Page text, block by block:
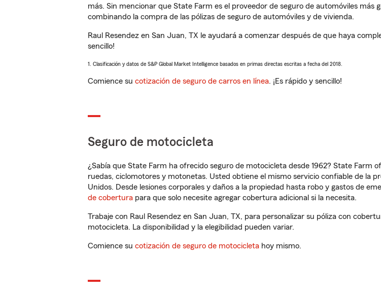
más. Sin mencionar que State Farm es el proveedor de seguro de automóviles más
combinando la compra de las pólizas de seguro de automóviles y de vivienda.
Raul Resendez en San Juan, TX le ayudará a comenzar después de que haya
sencillo!
1. Clasificación y datos de S&P Global Market Intelligence basados en primas directas escritas a fecha del 2018.
Comience su cotización de seguro de carros en línea. ¡Es rápido y sencillo!
Seguro de motocicleta
¿Sabía que State Farm ha ofrecido seguro de motocicleta desde 1962? State Farm
ruedas, ciclomotores y motonetas. Usted obtiene el mismo servicio confiable de la
Unidos. Desde lesiones corporales y daños a la propiedad hasta robo y gastos de
de cobertura para que solo necesite agregar cobertura adicional si la necesita.
Trabaje con Raul Resendez en San Juan, TX, para personalizar su póliza con
motocicleta. La disponibilidad y la elegibilidad pueden variar.
Comience su cotización de seguro de motocicleta hoy mismo.